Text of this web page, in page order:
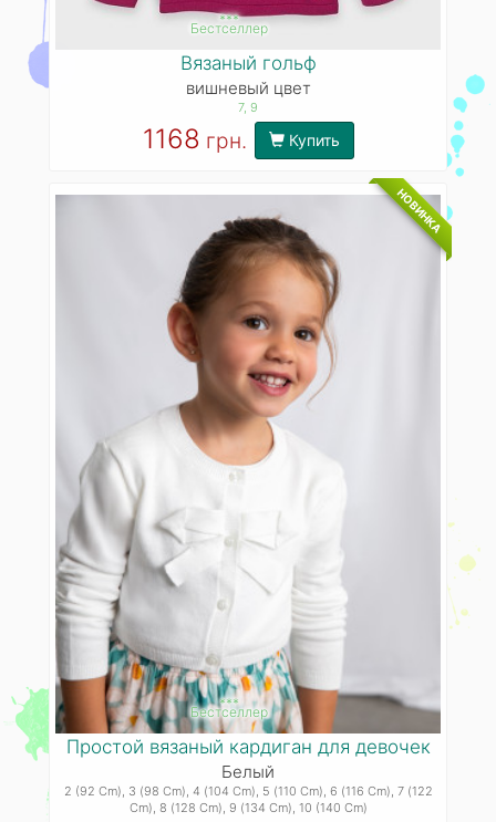
***
Бестселлер
Вязаный гольф
вишневый цвет
7, 9
1168 грн. Купить
НОВИНКА
***
Бестселлер
Простой вязаный кардиган для девочек
Белый
2 (92 Cm), 3 (98 Cm), 4 (104 Cm), 5 (110 Cm), 6 (116 Cm), 7 (122
Cm), 8 (128 Cm), 9 (134 Cm), 10 (140 Cm)